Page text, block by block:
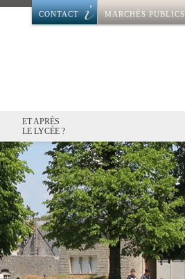
CONTACT MARCHÉS PUBLICS
ET APRÈS
LE LYCÉE ?